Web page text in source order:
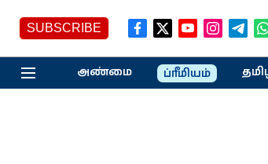
SUBSCRIBE
அண்மை ப்ரீமியம்